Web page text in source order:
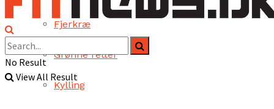
Fjerkræ
Grønne retter
Kylling
No Result
View All Result